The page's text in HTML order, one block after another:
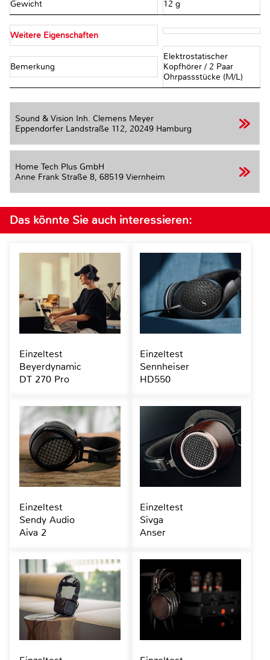
Gewicht 12 g
Weitere Eigenschaften
Bemerkung
Elektrostatischer
Kopfhörer / 2 Paar
Ohrpassstücke (M/L)
Sound & Vision Inh. Clemens Meyer
Eppendorfer Landstraße 112, 20249 Hamburg
Home Tech Plus GmbH
Anne Frank Straße 8, 68519 Viernheim
Das könnte Sie auch interessieren:
Einzeltest
Beyerdynamic
DT 270 Pro
Einzeltest
Sennheiser
HD550
Einzeltest
Sendy Audio
Aiva 2
Einzeltest
Sivga
Anser